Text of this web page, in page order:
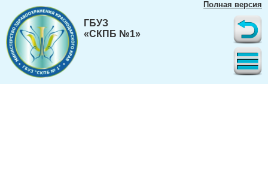
Полная версия
ГБУЗ
«СКПБ №1»